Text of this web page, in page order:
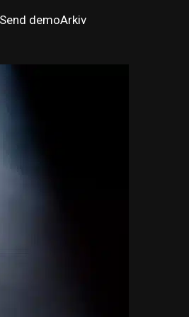
demoArkiv